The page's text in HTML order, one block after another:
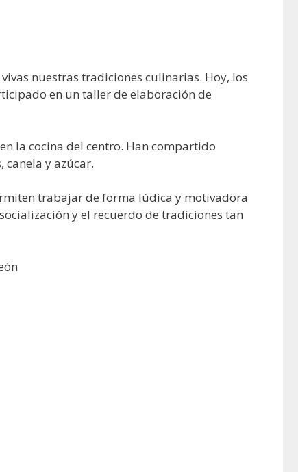
nuestras tradiciones culinarias. Hoy, los
en un taller de elaboración de
la cocina del centro. Han compartido
canela y azúcar.
trabajar de forma lúdica y motivadora
y el recuerdo de tradiciones tan